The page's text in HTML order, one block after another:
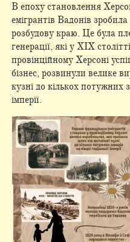
В епоху становлення
емігрантів Вадонів
розбудову краю. Це була
генерації, які у ХІХ
провінційному Херсоні
бізнес, розвинули велике
кузні до кількох потужних
імперії.